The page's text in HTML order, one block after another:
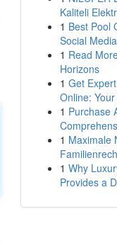
Kaliteli
1 Best Pool
Social
1 Read
Horizons
1 Get
Online:
1 Purchase
1 Maximale
1 Why
Provides a